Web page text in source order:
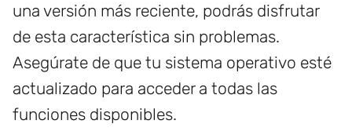
una versión más reciente, podrás disfrutar
de esta característica sin problemas.
Asegúrate de que tu sistema operativo esté
actualizado para acceder a todas las
funciones disponibles.